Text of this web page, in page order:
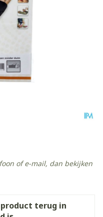
terug in
of e-mail, dan bekijken